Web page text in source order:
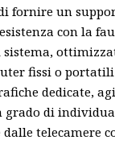
fornire un
con la
sistema,
fissi o portatili
dedicate,
grado di
telecamere